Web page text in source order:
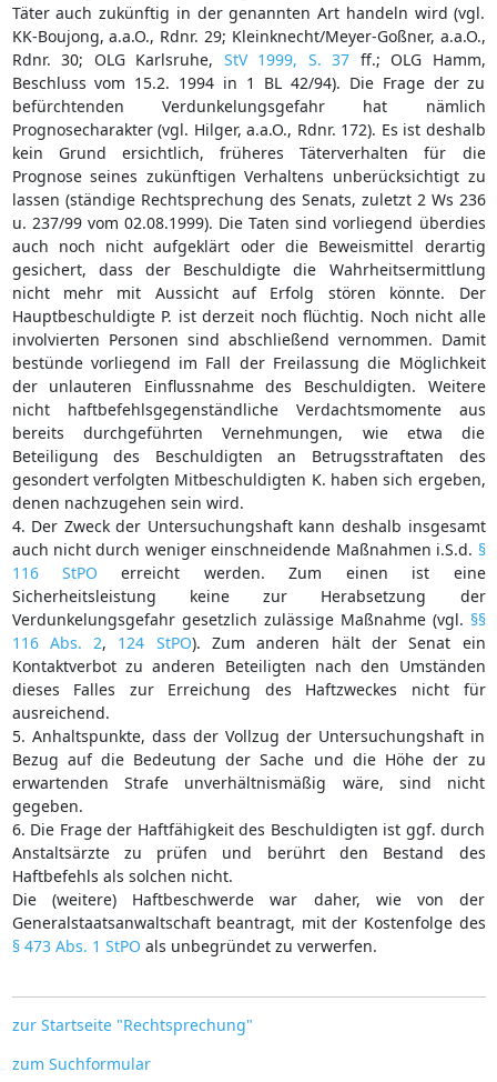
Täter auch zukünftig in der genannten Art handeln wird (vgl.
KK-Boujong, a.a.O., Rdnr. 29; Kleinknecht/Meyer-Goßner, a.a.O.,
Rdnr. 30; OLG Karlsruhe, StV 1999, S. 37 ff.; OLG Hamm,
Beschluss vom 15.2. 1994 in 1 BL 42/94). Die Frage der zu
befürchtenden Verdunkelungsgefahr hat nämlich
Prognosecharakter (vgl. Hilger, a.a.O., Rdnr. 172). Es ist deshalb
kein Grund ersichtlich, früheres Täterverhalten für die
Prognose seines zukünftigen Verhaltens unberücksichtigt zu
lassen (ständige Rechtsprechung des Senats, zuletzt 2 Ws 236
u. 237/99 vom 02.08.1999). Die Taten sind vorliegend überdies
auch noch nicht aufgeklärt oder die Beweismittel derartig
gesichert, dass der Beschuldigte die Wahrheitsermittlung
nicht mehr mit Aussicht auf Erfolg stören könnte. Der
Hauptbeschuldigte P. ist derzeit noch flüchtig. Noch nicht alle
involvierten Personen sind abschließend vernommen. Damit
bestünde vorliegend im Fall der Freilassung die Möglichkeit
der unlauteren Einflussnahme des Beschuldigten. Weitere
nicht haftbefehlsgegenständliche Verdachtsmomente aus
bereits durchgeführten Vernehmungen, wie etwa die
Beteiligung des Beschuldigten an Betrugsstraftaten des
gesondert verfolgten Mitbeschuldigten K. haben sich ergeben,
denen nachzugehen sein wird.
4. Der Zweck der Untersuchungshaft kann deshalb insgesamt
auch nicht durch weniger einschneidende Maßnahmen i.S.d. §
116 StPO erreicht werden. Zum einen ist eine
Sicherheitsleistung keine zur Herabsetzung der
Verdunkelungsgefahr gesetzlich zulässige Maßnahme (vgl. §§
116 Abs. 2, 124 StPO). Zum anderen hält der Senat ein
Kontaktverbot zu anderen Beteiligten nach den Umständen
dieses Falles zur Erreichung des Haftzweckes nicht für
ausreichend.
5. Anhaltspunkte, dass der Vollzug der Untersuchungshaft in
Bezug auf die Bedeutung der Sache und die Höhe der zu
erwartenden Strafe unverhältnismäßig wäre, sind nicht
gegeben.
6. Die Frage der Haftfähigkeit des Beschuldigten ist ggf. durch
Anstaltsärzte zu prüfen und berührt den Bestand des
Haftbefehls als solchen nicht.
Die (weitere) Haftbeschwerde war daher, wie von der
Generalstaatsanwaltschaft beantragt, mit der Kostenfolge des
§ 473 Abs. 1 StPO als unbegründet zu verwerfen.
zur Startseite "Rechtsprechung"
zum Suchformular